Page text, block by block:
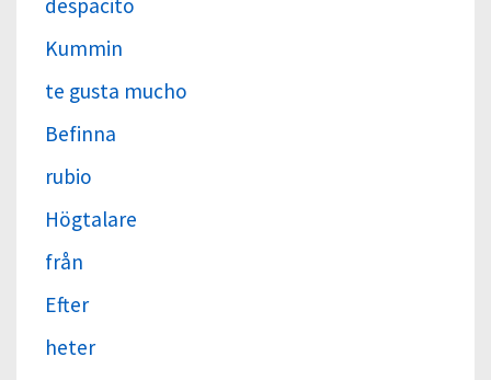
despacito
Kummin
te gusta mucho
Befinna
rubio
Högtalare
från
Efter
heter